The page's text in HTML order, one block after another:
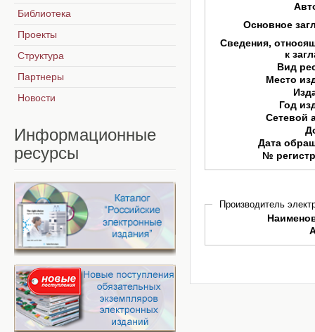
Основное
Сведения,
к
Вид
Место
Год
Сетевой
Дата
№
Производитель
Библиотека
Проекты
Структура
Партнеры
Новости
Информационные
ресурсы